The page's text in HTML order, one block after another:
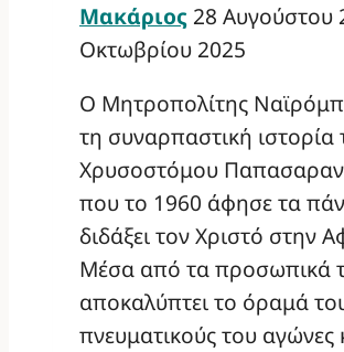
Μακάριος 28 Αυγούστου
Οκτωβρίου 2025
Ο Μητροπολίτης Ναϊρόμπι
τη συναρπαστική
Χρυσοστόμου
που το 1960 άφησε τα
διδάξει τον Χριστό στην
Μέσα από τα προσωπικά
αποκαλύπτει το όραμά
πνευματικούς του αγώνες